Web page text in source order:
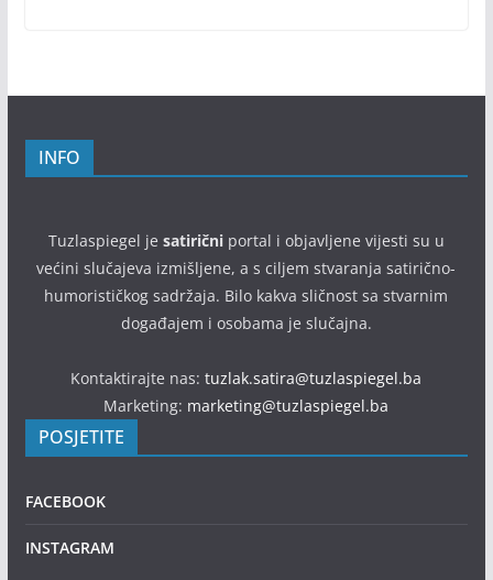
INFO
Tuzlaspiegel je satiričniportal i objavljene vijesti su u
većini slučajeva izmišljene, a s ciljem stvaranja satirično-
humorističkog sadržaja. Bilo kakva sličnost sa stvarnim
događajem i osobama je slučajna.
Kontaktirajte nas:tuzlak.satira@tuzlaspiegel.ba
Marketing: marketing@tuzlaspiegel.ba
POSJETITE
FACEBOOK
INSTAGRAM